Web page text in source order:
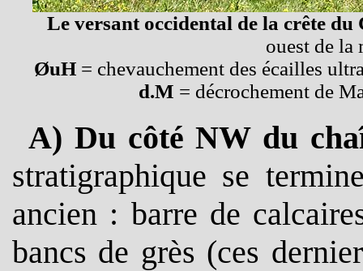
Le versant occidental de la crête du
ouest de la
ØuH = chevauchement des écailles
d.M = décrochement de
A) Du côté NW du
stratigraphique se
ancien : barre de
bancs de grès (ces